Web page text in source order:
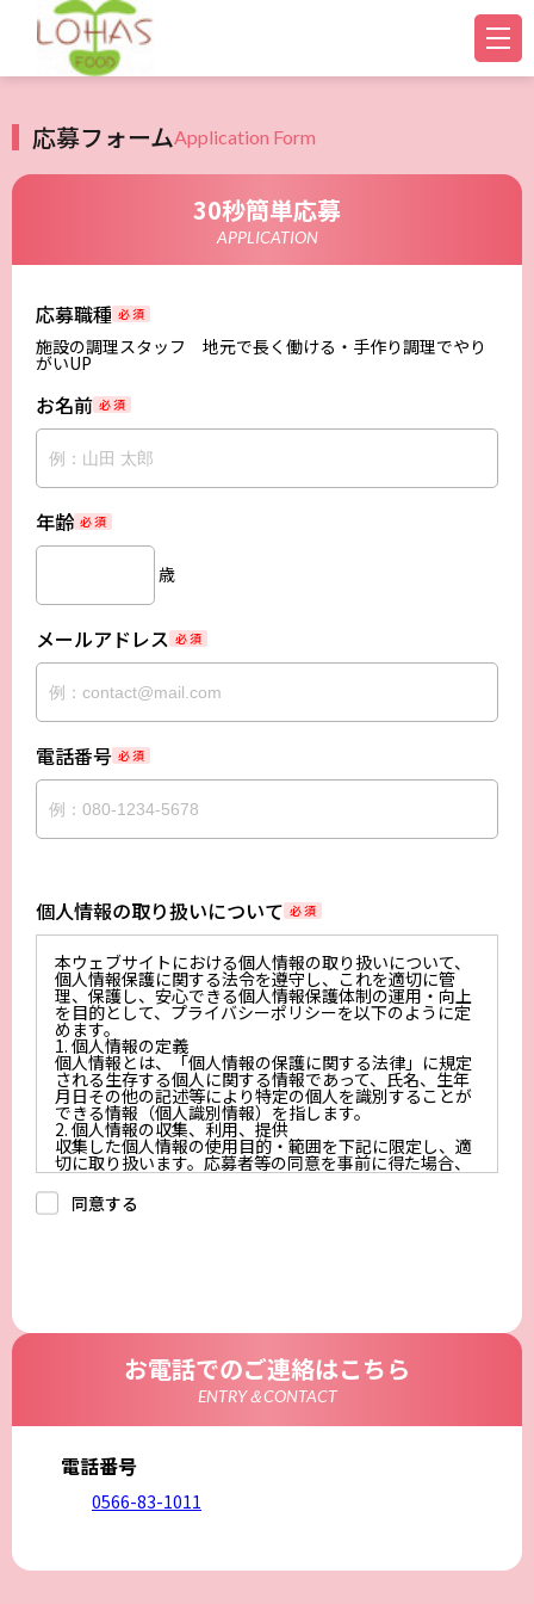
応募フォームApplication Form
30秒簡単応募
APPLICATION
応募職種 必 須
施設の調理スタッフ 地元で長く働ける・手作り調理でやり
がいUP
お名前 必 須
年齢 必 須
歳
メールアドレス 必 須
電話番号 必 須
個人情報の取り扱いについて 必 須
本ウェブサイトにおける個人情報の取り扱いについて、
個人情報保護に関する法令を遵守し、これを適切に管
理、保護し、安心できる個人情報保護体制の運用・向上
を目的として、プライバシーポリシーを以下のように定
めます。
1. 個人情報の定義
個人情報とは、「個人情報の保護に関する法律」に規定
される生存する個人に関する情報であって、氏名、生年
月日その他の記述等により特定の個人を識別することが
できる情報（個人識別情報）を指します。
2. 個人情報の収集、利用、提供
収集した個人情報の使用目的・範囲を下記に限定し、適
切に取り扱います。応募者等の同意を事前に得た場合、
又は法令により許された場合を除き、個人情報を第三者
に提供しません。
a.応募者等からのお問い合わせに対応・管理するため
な期間、妥当な範囲内でこれに応じます。
応募者等の個人情報の取得、利用その他一切の取り扱い
について、個人情報の保護に関する法律、その他の関連
法令、及び本プライバシーポリシーを遵守します。
応募者等の個人情報を正確かつ最新の内容に保つよう努
及び毀損から保護するため、必要な安全管理措置を講じ
ます。
6. Cookieについて
本ウェブサイトでは、一部のコンテンツにおいてCookie
同意する
お電話でのご連絡はこちら
ENTRY＆CONTACT
電話番号
0566-83-1011